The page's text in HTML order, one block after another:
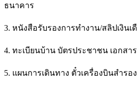
ธนาคาร
3. หนังสือรับรองการทำงาน/สลิปเงินเ
4. ทะเบียนบ้าน บัตรประชาชน เอกสา
5. แผนการเดินทาง ตั๋วเครื่องบินสำร